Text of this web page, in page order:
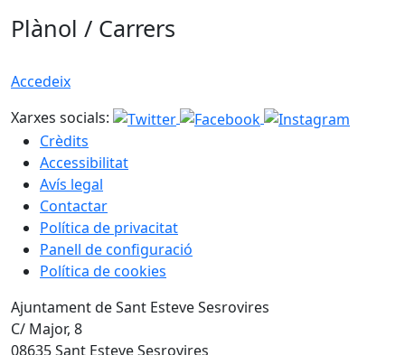
Plànol / Carrers
Accedeix
Xarxes socials:
Crèdits
Accessibilitat
Avís legal
Contactar
Política de privacitat
Panell de configuració
Política de cookies
Ajuntament de Sant Esteve Sesrovires
C/ Major, 8
08635 Sant Esteve Sesrovires